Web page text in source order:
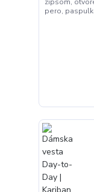
pero,